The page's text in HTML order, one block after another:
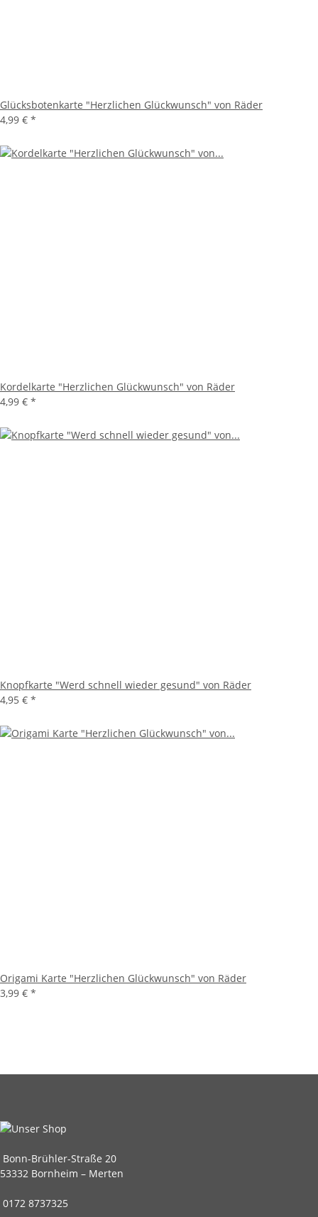
Glücksbotenkarte "Herzlichen Glückwunsch" von Räder
4,99 € *
Kordelkarte "Herzlichen Glückwunsch" von Räder
4,99 € *
Knopfkarte "Werd schnell wieder gesund" von Räder
4,95 € *
Origami Karte "Herzlichen Glückwunsch" von Räder
3,99 € *
Bonn-Brühler-Straße 20
53332 Bornheim – Merten
0172 8737325